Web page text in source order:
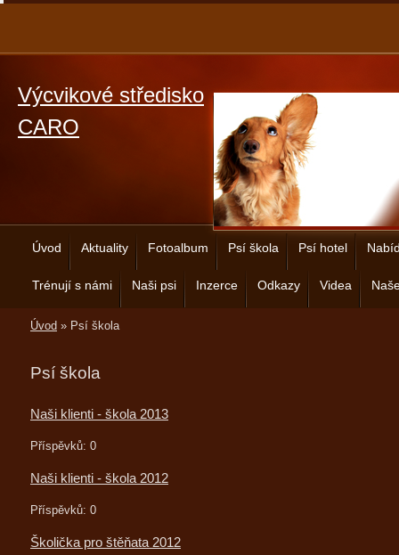
Výcvikové středisko
CARO
Úvod Aktuality Fotoalbum Psí škola Psí hotel
Trénují s námi Naši psi Inzerce Odkazy Videa
Úvod » Psí škola
Psí škola
Naši klienti - škola 2013
Příspěvků: 0
Naši klienti - škola 2012
Příspěvků: 0
Školička pro štěňata 2012